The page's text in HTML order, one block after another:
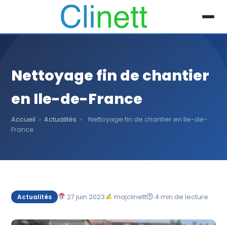
Prestations
Références
Secteur
Nettoyage fin de chantier
en Ile-de-France
Accueil › Actualités ›
Nettoyage fin de chantier en Ile-de-
France
Actualités 27 juin 2023 majclinett 4 min de lecture